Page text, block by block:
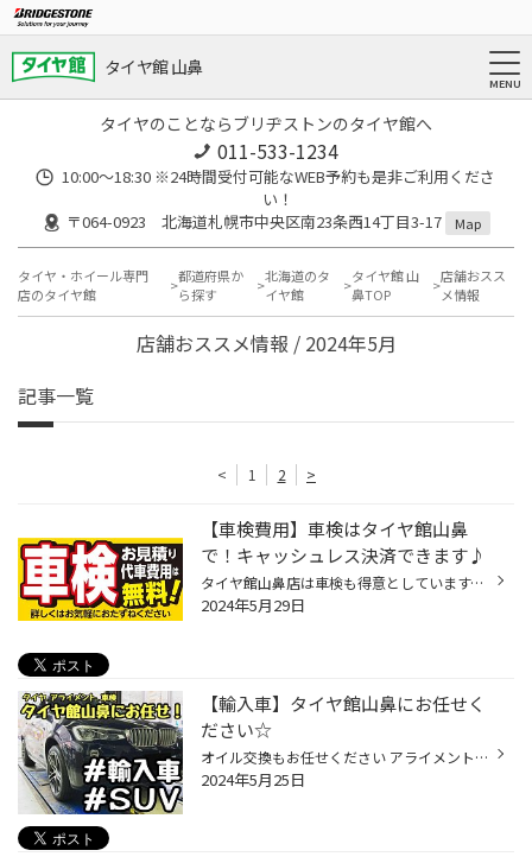
タイヤ館 山鼻
タイヤのことならブリヂストンのタイヤ館へ
011-533-1234
10:00～18:30 ※24時間受付可能なWEB予約も是非ご利用くださ
い！
〒064-0923 北海道札幌市中央区南23条西14丁目3-17
Map
タイヤ・ホイール専門
店のタイヤ館
都道府県か
ら探す
北海道のタ
イヤ館
タイヤ館 山
鼻TOP
店舗おスス
メ情報
店舗おススメ情報 / 2024年5月
記事一覧
< 1 2 >
【車検費用】車検はタイヤ館山鼻
で！キャッシュレス決済できます♪
タイヤ館山鼻店は車検も得意としています。 そもそも車検とは？ 道路運送車両法では、車が安全面や公害防止面で問題ないか（保安基準に適合しているか）どうかを国の機関（運輸支局）や国から認可された整備工場・自動車販売店で定期的に時間・走行距離により劣化する、自動車部品等を検査し、運転...
2024年5月29日
【輸入車】タイヤ館山鼻にお任せく
ださい☆
オイル交換もお任せください アライメント調整も！ ３Dテスター完備しています。 車検もお任せください→車検詳細 セールのご案内 セールのお知らせ
2024年5月25日